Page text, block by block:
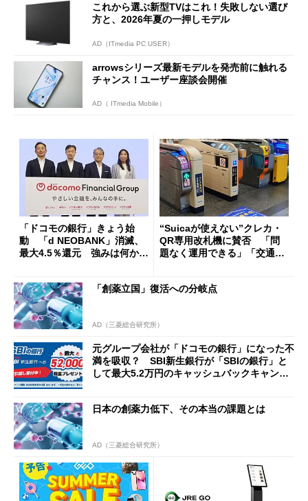
これから選ぶ新型TVはこれ！失敗しない選び
方と、2026年夏の一押しモデル
AD（ITmedia PC USER）
arrowsシリーズ最新モデルを発売前に触れる
チャンス！ユーザー座談会開催
AD（ ITmedia Mobile）
「ドコモの銀行」きょう始
動 「d NEOBANK」消滅、
最大4.5％還元 強みは何か解
“Suicaが使えない”クレカ・
QR専用改札機に賛否 「問
題なく運用できる」「交通系I
「創薬立国」復活への分岐点
AD（三菱総合研究所）
元グループ会社が「ドコモの銀行」になった不
満を吸収？ SBI新生銀行が「SBIの銀行」と
して最大5.2万円のキャッシュバックキャンペ
日本の創薬力低下、その本当の課題とは
AD（三菱総合研究所）